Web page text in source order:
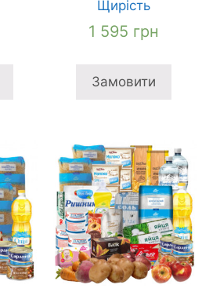
Щирість
1 595 грн
Замовити